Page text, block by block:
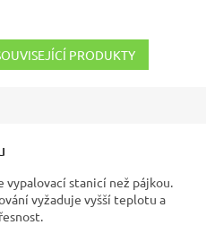
PRODUKTY
stanicí než pájkou.
vyžaduje vyšší teplotu a